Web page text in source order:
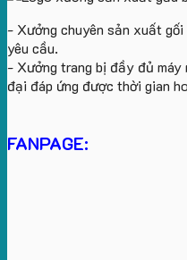
- Xưởng chuyên sản xuất
yêu cầu.
- Xưởng trang bị đầy đủ máy
đại đáp ứng được thời gian
FANPAGE: